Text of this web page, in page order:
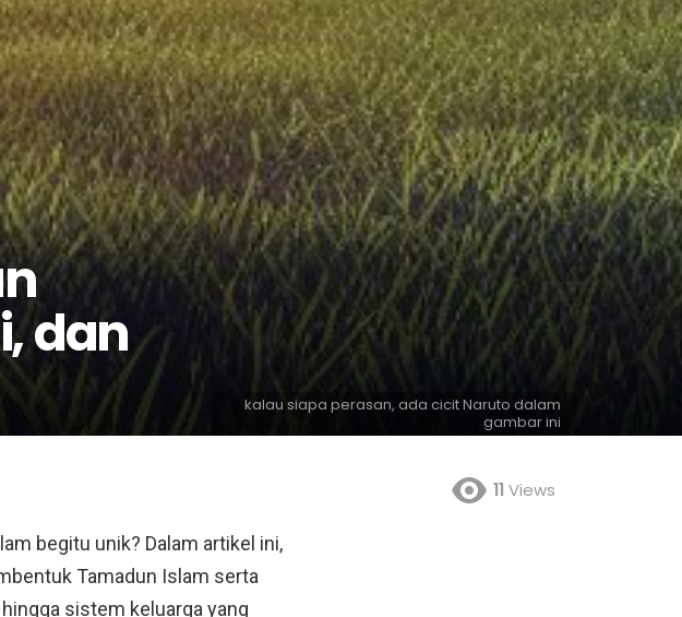
dan
kalau siapa perasan, ada cicit Naruto dalam
gambar ini
11 Views
begitu unik? Dalam artikel ini,
Tamadun Islam serta
sistem keluarga yang